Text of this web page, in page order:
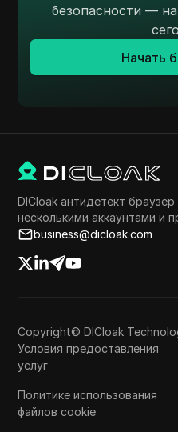
безопасности —
Начать
DICloak антидетект
несколькими аккаунтами и
business@dicloak.com
Copyright© DICloak
Условия предоставления
услуг
Политике использования
файлов cookie